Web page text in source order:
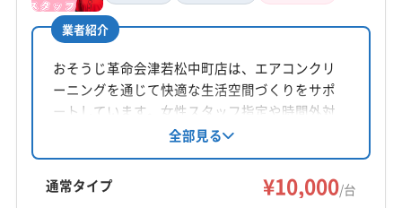
業者紹介
おそうじ革命会津若松中町店は、エアコンクリ
ーニングを通じて快適な生活空間づくりをサポ
ートしています。女性スタッフ指定や時間外対
応も相談可能。損害保険加入済みです。基本料
金10,000円/台で、複数台割引やオプションも充
実。土日祝日も対応しています。
全部見る
通常タイプ ¥10,000/台